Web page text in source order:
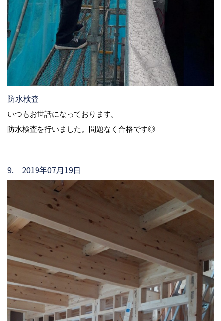
防水検査
いつもお世話になっております。
防水検査を行いました。問題なく合格です◎
9. 2019年07月19日